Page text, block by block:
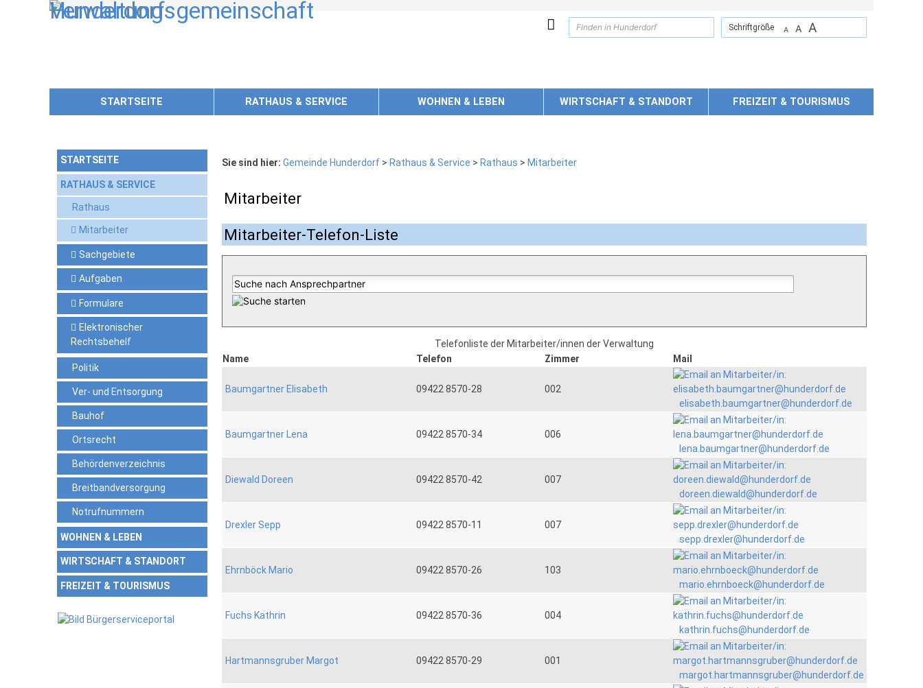
,zur Navigation oderzur Startseite springen.
Schriftgröße A A A
STARTSEITE RATHAUS & SERVICE WOHNEN & LEBEN WIRTSCHAFT & STANDORT FREIZEIT & TOURISMUS
STARTSEITE
RATHAUS & SERVICE
Rathaus
Mitarbeiter
Sachgebiete
Aufgaben
Formulare
Elektronischer
Rechtsbehelf
Politik
Ver- und Entsorgung
Bauhof
Ortsrecht
Behördenverzeichnis
Breitbandversorgung
Notrufnummern
WOHNEN & LEBEN
WIRTSCHAFT & STANDORT
FREIZEIT & TOURISMUS
Sie sind hier: Gemeinde Hunderdorf> Rathaus & Service > Rathaus > Mitarbeiter
Mitarbeiter
Mitarbeiter-Telefon-Liste
Telefonliste der Mitarbeiter/innen der Verwaltung
Name
Telefon Zimmer Mail
Baumgartner Elisabeth 09422 8570-28
002
elisabeth.baumgartner@hunderdorf.de
Baumgartner Lena 09422 8570-34
006
lena.baumgartner@hunderdorf.de
Diewald Doreen 09422 8570-42
007
doreen.diewald@hunderdorf.de
Drexler Sepp 09422 8570-11
007
sepp.drexler@hunderdorf.de
Ehrnböck Mario 09422 8570-26
103
mario.ehrnboeck@hunderdorf.de
Fuchs Kathrin 09422 8570-36
004
kathrin.fuchs@hunderdorf.de
Hartmannsgruber Margot 09422 8570-29
001
margot.hartmannsgruber@hunderdorf.de